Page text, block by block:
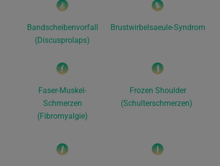
Bandscheibenvorfall
(Discusprolaps)
Brustwirbelsaeule-Syndrom
Faser-Muskel-
Schmerzen
(Fibromyalgie)
Frozen Shoulder
(Schulterschmerzen)